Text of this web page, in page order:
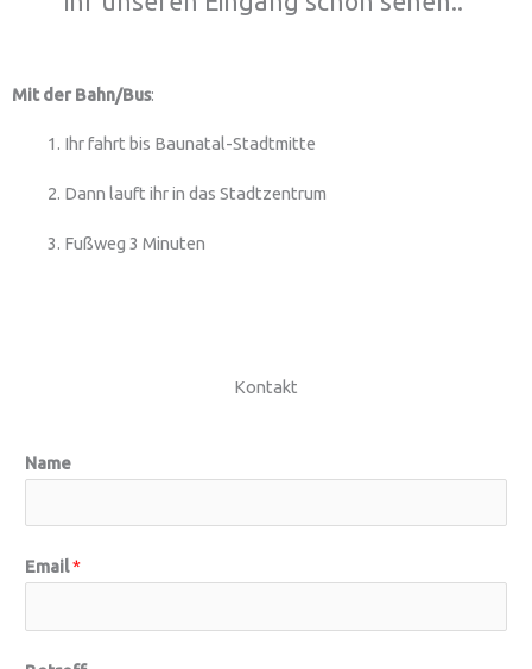
Mit der Bahn/Bus:
Ihr fahrt bis Baunatal-Stadtmitte
Dann lauft ihr in das Stadtzentrum
Fußweg 3 Minuten
Kontakt
Name
Email*